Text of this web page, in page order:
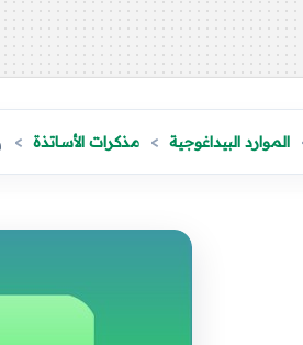
الموارد البيداغوجية مذكرات الأساتذة